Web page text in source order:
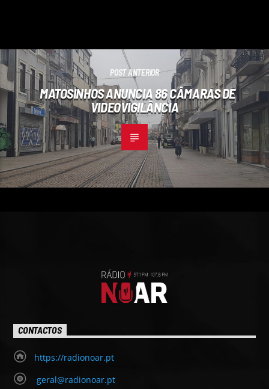
POST ANTERIOR
MATOSINHOS ANUNCIA 86 CÂMARAS DE
VIDEOVIGILÂNCIA
CONTACTOS
https://radionoar.pt
geral@radionoar.pt